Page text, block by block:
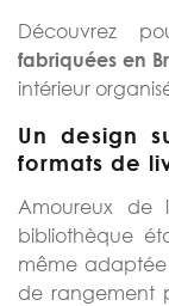
Découvrez
fabriquées en
intérieur
Un design
formats de
Amoureux de
bibliothèque
même
de rangement